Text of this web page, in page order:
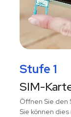
Stufe 1
SIM-
Öffnen Sie den
Sie können